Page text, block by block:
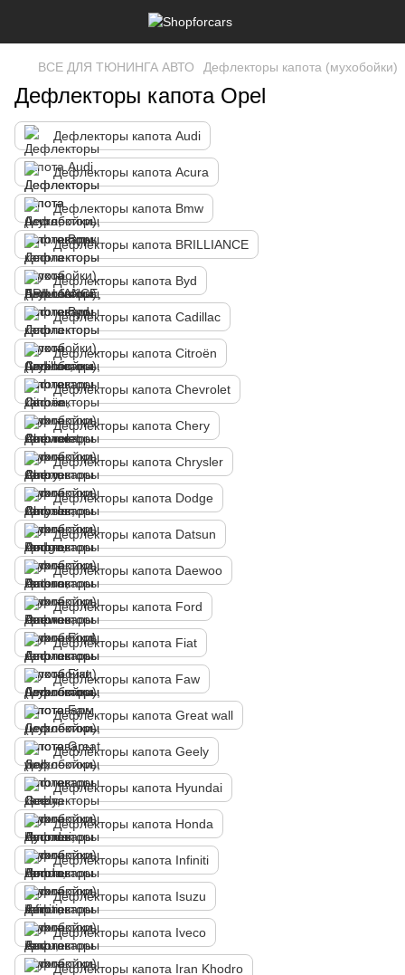
ВСЕ ДЛЯ ТЮНИНГА АВТО Дефлекторы капота (мухобойки)
Дефлекторы капота Opel
Дефлекторы капота Audi
Дефлекторы капота Acura
Дефлекторы капота Bmw
Дефлекторы капота BRILLIANCE
Дефлекторы капота Byd
Дефлекторы капота Cadillac
Дефлекторы капота Citroën
Дефлекторы капота Chevrolet
Дефлекторы капота Chery
Дефлекторы капота Chrysler
Дефлекторы капота Dodge
Дефлекторы капота Datsun
Дефлекторы капота Daewoo
Дефлекторы капота Ford
Дефлекторы капота Fiat
Дефлекторы капота Faw
Дефлекторы капота Great wall
Дефлекторы капота Geely
Дефлекторы капота Hyundai
Дефлекторы капота Honda
Дефлекторы капота Infiniti
Дефлекторы капота Isuzu
Дефлекторы капота Iveco
Дефлекторы капота Iran Khodro